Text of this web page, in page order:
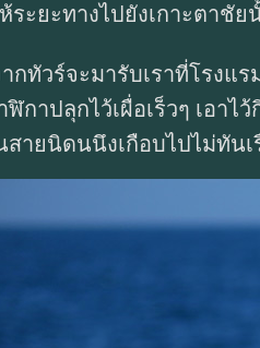
ระยะทางไปยังเกาะตาชัย
กทัวร์จะมารับเราที่โรงแร
ฬิกาปลุกไว้เผื่อเร็วๆ เอา
ายนิดนนึงเกือบไปไม่ทัน